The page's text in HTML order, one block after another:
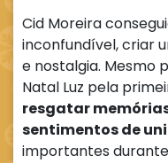
Cid Moreira
inconfundível, criar
e nostalgia. Mesmo
Natal Luz pela
resgatar
sentimentos de
importantes